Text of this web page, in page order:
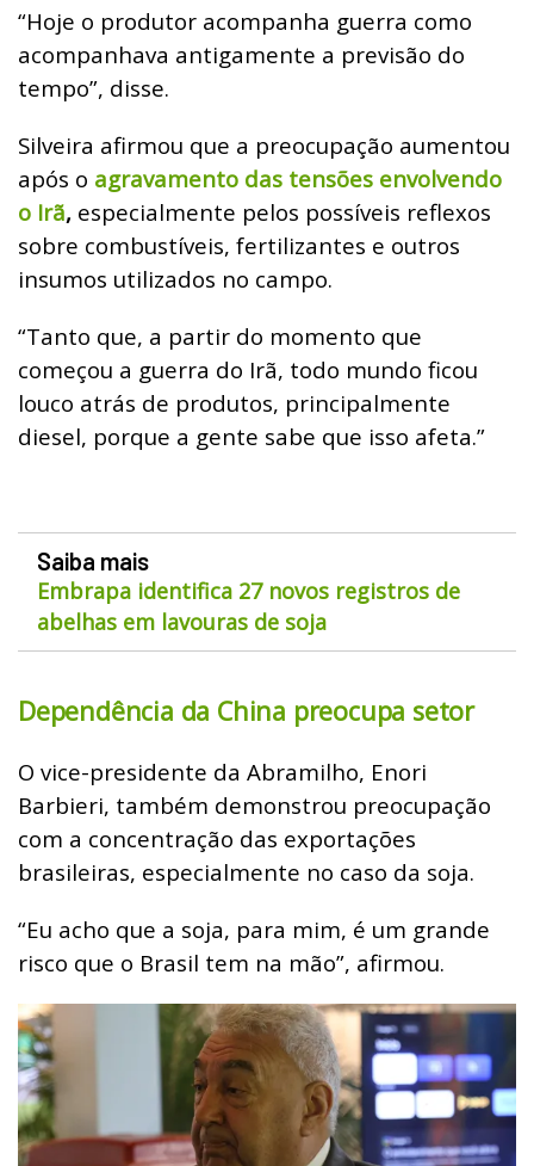
“Hoje o produtor acompanha guerra como
acompanhava antigamente a previsão do
tempo”, disse.
Silveira afirmou que a preocupação aumentou
após o agravamento das tensões envolvendo
o Irã, especialmente pelos possíveis reflexos
sobre combustíveis, fertilizantes e outros
insumos utilizados no campo.
“Tanto que, a partir do momento que
começou a guerra do Irã, todo mundo ficou
louco atrás de produtos, principalmente
diesel, porque a gente sabe que isso afeta.”
Saiba mais
Embrapa identifica 27 novos registros de
abelhas em lavouras de soja
Dependência da China preocupa setor
O vice-presidente da Abramilho, Enori
Barbieri, também demonstrou preocupação
com a concentração das exportações
brasileiras, especialmente no caso da soja.
“Eu acho que a soja, para mim, é um grande
risco que o Brasil tem na mão”, afirmou.